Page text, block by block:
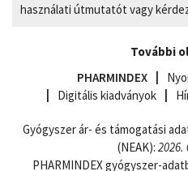
használati útmutatót vagy
További
PHARMINDEX
Digitális kiadványok
Gyógyszer ár- és támogatási
(NEAK): 2026.
PHARMINDEX gyógyszer-